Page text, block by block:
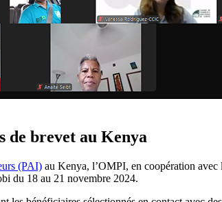
de brevet au Kenya
(PAI) au Kenya, l’OMPI, en coopération
du 18 au 21 novembre 2024.